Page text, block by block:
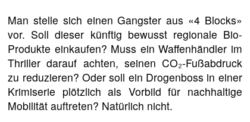
Man stelle sich einen Gangster aus «4 Blocks»
vor. Soll dieser künftig bewusst regionale Bio-
Produkte einkaufen? Muss ein Waffenhändler im
Thriller darauf achten, seinen CO₂-Fußabdruck
zu reduzieren? Oder soll ein Drogenboss in einer
Krimiserie plötzlich als Vorbild für nachhaltige
Mobilität auftreten? Natürlich nicht.